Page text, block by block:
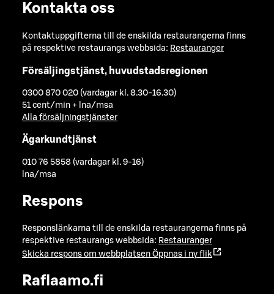
Kontakta oss
Kontaktuppgifterna till de enskilda restaurangerna finns
på respektive restaurangs webbsida: Restauranger
Försäljingstjänst, huvudstadsregionen
0300 870 020 (vardagar kl. 8.30-16.30)
51 cent/min + lna/msa
Alla försäljningstjänster
Ägarkundtjänst
010 76 5858 (vardagar kl. 9-16)
lna/msa
Respons
Responslänkarna till de enskilda restaurangerna finns på
respektive restaurangs webbsida: Restauranger
Skicka respons om webbplatsen Öppnas i ny flik
Raflaamo.fi